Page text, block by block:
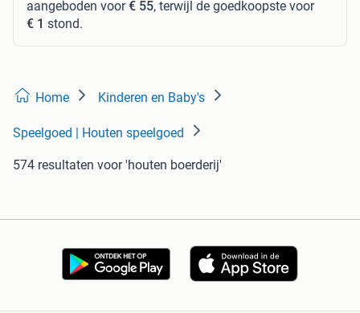
aangeboden voor€ 55, terwijl de goedkoopste voor
€ 1 stond.
Home Kinderen en Baby's
Speelgoed | Houten speelgoed
574 resultaten voor 'houten boerderij'